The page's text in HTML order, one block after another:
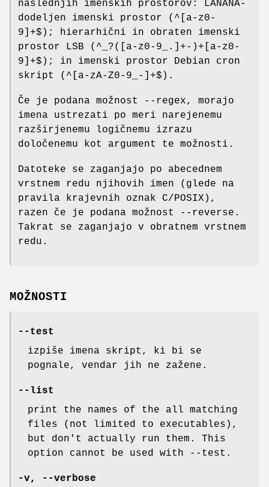
naslednjih imenskih prostorov: LANANA-
dodeljen imenski prostor (^[a-z0-
9]+$); hierarhični in obraten imenski
prostor LSB (^_?([a-z0-9_.]+-)+[a-z0-
9]+$); in imenski prostor Debian cron
skript (^[a-zA-Z0-9_-]+$).
Če je podana možnost --regex, morajo
imena ustrezati po meri narejenemu
razširjenemu logičnemu izrazu
določenemu kot argument te možnosti.
Datoteke se zaganjajo po abecednem
vrstnem redu njihovih imen (glede na
pravila krajevnih oznak C/POSIX),
razen če je podana možnost --reverse.
Takrat se zaganjajo v obratnem vrstnem
redu.
MOŽNOSTI
--test
izpiše imena skript, ki bi se
pognale, vendar jih ne zažene.
--list
print the names of the all matching
files (not limited to executables),
but don't actually run them. This
option cannot be used with --test.
-v, --verbose